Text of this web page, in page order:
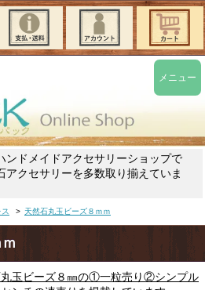
ンドメイドアクセサリーショップで
クセサリーを多数取り揃えていま
> 天然石丸玉ビーズ８ｍｍ
丸玉ビーズ８㎜の①一粒売り②シンプル
メニュー